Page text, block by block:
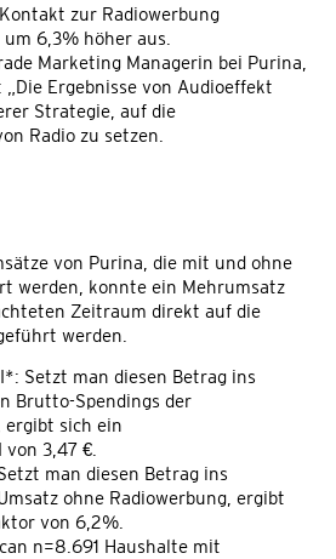
zur Radiowerbung
6,3% höher aus.
Marketing Managerin bei Purina,
Ergebnisse von Audioeffekt
Strategie, auf die
Radio zu setzen.
von Purina, die mit und ohne
werden, konnte ein Mehrumsatz
Zeitraum direkt auf die
werden.
Setzt man diesen Betrag ins
Brutto-Spendings der
ergibt sich ein
3,47 €.
man diesen Betrag ins
ohne Radiowerbung, ergibt
von 6,2%.
n=8.691 Haushalte mit